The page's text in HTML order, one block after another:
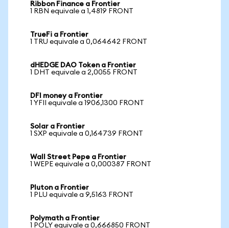
Ribbon Finance a Frontier
1 RBN equivale a 1,4819 FRONT
TrueFi a Frontier
1 TRU equivale a 0,064642 FRONT
dHEDGE DAO Token a Frontier
1 DHT equivale a 2,0055 FRONT
DFI money a Frontier
1 YFII equivale a 1906,1300 FRONT
Solar a Frontier
1 SXP equivale a 0,164739 FRONT
Wall Street Pepe a Frontier
1 WEPE equivale a 0,000387 FRONT
Pluton a Frontier
1 PLU equivale a 9,5163 FRONT
Polymath a Frontier
1 POLY equivale a 0,666850 FRONT